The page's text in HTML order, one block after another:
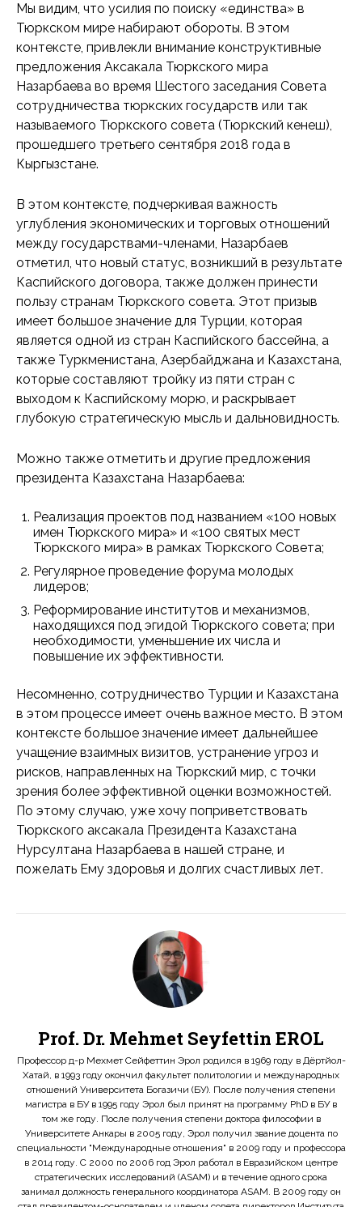
Мы видим, что усилия по поиску «единства» в
Тюркском мире набирают обороты. В этом
контексте, привлекли внимание конструктивные
предложения Аксакала Тюркского мира
Назарбаева во время Шестого заседания Совета
сотрудничества тюркских государств или так
называемого Тюркского совета (Тюркский кенеш),
прошедшего третьего сентября 2018 года в
Кыргызстане.
В этом контексте, подчеркивая важность
углубления экономических и торговых отношений
между государствами-членами, Назарбаев
отметил, что новый статус, возникший в результате
Каспийского договора, также должен принести
пользу странам Тюркского совета. Этот призыв
имеет большое значение для Турции, которая
является одной из стран Каспийского бассейна, а
также Туркменистана, Азербайджана и Казахстана,
которые составляют тройку из пяти стран с
выходом к Каспийскому морю, и раскрывает
глубокую стратегическую мысль и дальновидность.
Можно также отметить и другие предложения
президента Казахстана Назарбаева:
Реализация проектов под названием «100 новых
имен Тюркского мира» и «100 святых мест
Тюркского мира» в рамках Тюркского Совета;
Регулярное проведение форума молодых
лидеров;
Реформирование институтов и механизмов,
находящихся под эгидой Тюркского совета; при
необходимости, уменьшение их числа и
повышение их эффективности.
Несомненно, сотрудничество Турции и Казахстана
в этом процессе имеет очень важное место. В этом
контексте большое значение имеет дальнейшее
учащение взаимных визитов, устранение угроз и
рисков, направленных на Тюркский мир, с точки
зрения более эффективной оценки возможностей.
По этому случаю, уже хочу поприветствовать
Тюркского аксакала Президента Казахстана
Нурсултана Назарбаева в нашей стране, и
пожелать Ему здоровья и долгих счастливых лет.
Prof. Dr. Mehmet Seyfettin EROL
Профессор д-р Мехмет Сейфеттин Эрол родился в 1969 году в Дёртйол-
Хатай, в 1993 году окончил факультет политологии и международных
отношений Университета Богазичи (БУ). После получения степени
магистра в БУ в 1995 году Эрол был принят на программу PhD в БУ в
том же году. После получения степени доктора философии в
Университете Анкары в 2005 году, Эрол получил звание доцента по
специальности "Международные отношения" в 2009 году и профессора
в 2014 году. С 2000 по 2006 год Эрол работал в Евразийском центре
стратегических исследований (ASAM) и в течение одного срока
занимал должность генерального координатора ASAM. В 2009 году он